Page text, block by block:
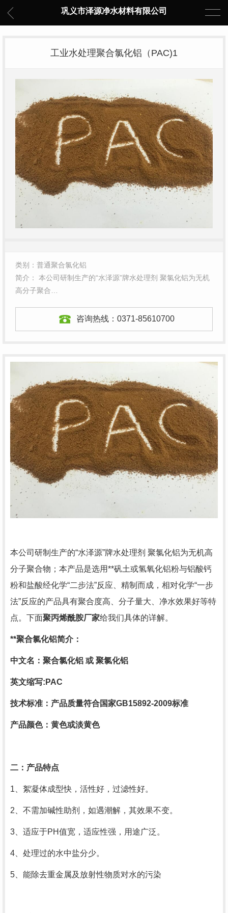
巩义市泽源净水材料有限公司
工业水处理聚合氯化铝（PAC)1
类别：普通聚合氯化铝
简介： 本公司研制生产的“水泽源”牌水处理剂 聚氯化铝为无机
高分子聚合…
咨询热线： 0371-85610700
本公司研制生产的“水泽源”牌水处理剂 聚氯化铝为无机高
分子聚合物；本产品是选用**矾土或氢氧化铝粉与铝酸钙
粉和盐酸经化学“二步法”反应、精制而成，相对化学“一步
法”反应的产品具有聚合度高、分子量大、净水效果好等特
点。下面聚丙烯酰胺厂家给我们具体的详解。
**聚合氯化铝简介：
中文名：聚合氯化铝 或 聚氯化铝
英文缩写:PAC
技术标准：产品质量符合国家GB15892-2009标准
产品颜色：黄色或淡黄色
二：产品特点
1 、絮凝体成型快，活性好，过滤性好。
2 、不需加碱性助剂，如遇潮解，其效果不变。
3 、适应于PH值宽，适应性强，用途广泛。
4 、处理过的水中盐分少。
5 、能除去重金属及放射性物质对水的污染